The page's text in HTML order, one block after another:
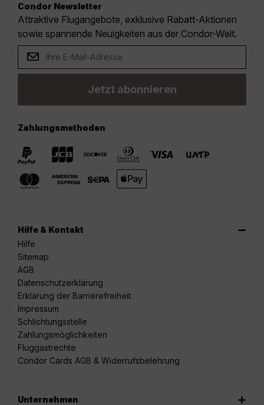
Condor Newsletter
Attraktive Flugangebote, exklusive Rabatt-Aktionen
sowie spannende Neuigkeiten aus der Condor-Welt.
Jetzt abonnieren
Zahlungsmethoden
Hilfe & Kontakt
Hilfe
Sitemap
AGB
Datenschutzerklärung
Erklärung der Barrierefreiheit
Impressum
Schlichtungsstelle
Zahlungsmöglichkeiten
Fluggastrechte
Condor Cards AGB & Widerrufsbelehrung
Unternehmen